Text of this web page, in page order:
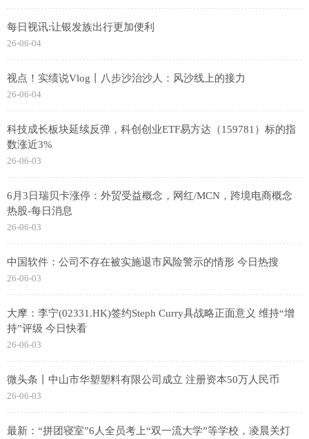
每日视讯:让银发族出行更加便利
26-06-04
视点！实绩说Vlog丨八步沙治沙人：风沙线上的接力
26-06-04
科技成长板块延续反弹，科创创业ETF易方达（159781）标的指
数涨近3%
26-06-03
6月3日瑞贝卡涨停：外贸受益概念，网红/MCN，跨境电商概念
热股-每日消息
26-06-03
中国软件：公司不存在被实施退市风险警示的情形 今日热搜
26-06-03
大摩：李宁(02331.HK)签约Steph Curry具战略正面意义 维持“增
持”评级 今日快看
26-06-03
微头条丨中山市华塑塑料有限公司成立 注册资本50万人民币
26-06-03
最新：“拼团寝室”6人全员考上“双一流大学”等学校，凌晨关灯